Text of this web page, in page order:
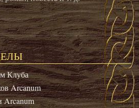
Клуба
Arcanum
Arcanum